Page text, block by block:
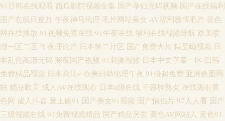
91日韩在线观看 西瓜影院视频全集 国产孕妇无码视频 国产在线福利
国产在线日皮片 午夜神马伦理 毛片网站美女 AV福利激情毛片 黄色
网在线播放 91视频免费在线 91午夜在线 福利在线视频导航 欧美喷
潮一区二区 午夜理论片 日本第二片区 国产免费大片 精品呦视频 日
本乱伦高清无码 深夜国产视频 91刺激视频 日本中文字幕一区 日韩
免费精品视频 日本高清v 欧美日韩伦理午夜 91碰超免费 亚洲色图网
站 精品欧美 成人AV在线观看 日本a级在线 干露脸熟女 在线观看黄
色网 成人抖音 爰上碰91 国产美女91视频 国产情侣片 97人人看 国产
三级视频在线 91免费视频精品 国产精品另类 黄色AV网站人 黄色91